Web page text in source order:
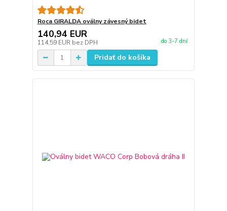
Roca GIRALDA oválny závesný bidet
140,94 EUR
114,59 EUR bez DPH do 3-7 dní
Pridať do košíka